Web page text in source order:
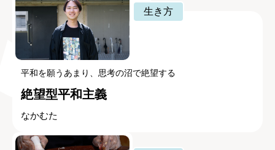
生き方
平和を願うあまり、思考の沼で絶望する
絶望型平和主義
なかむた